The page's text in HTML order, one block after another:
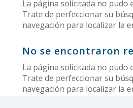
La página solicitada no pudo
Trate de perfeccionar su
navegación para localizar la
No se encontraron
La página solicitada no pudo
Trate de perfeccionar su
navegación para localizar la